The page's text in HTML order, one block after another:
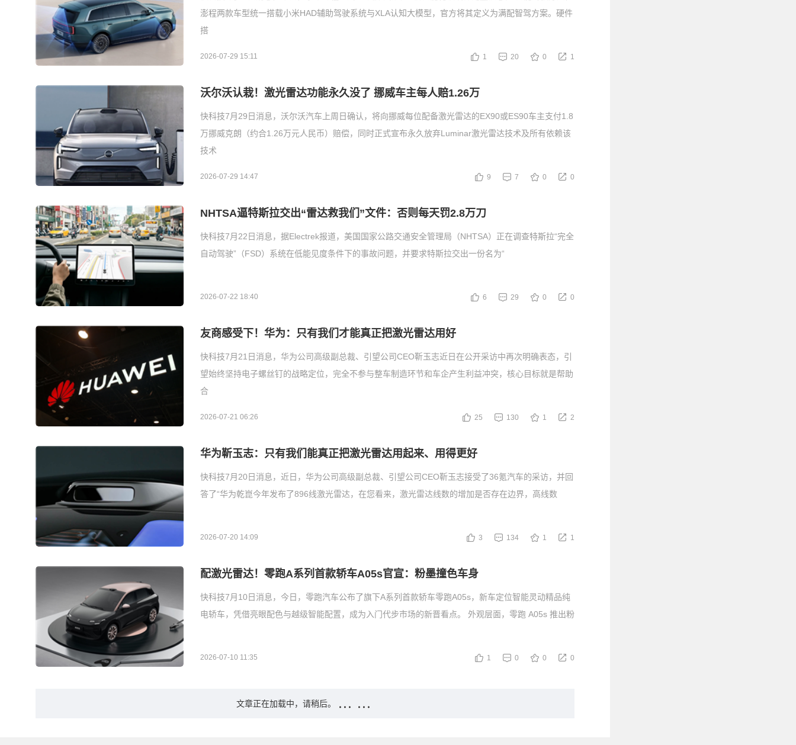
澎程两款车型统一搭载小米HAD辅助驾驶系统与XLA认知大模型，官方将其定义为满配智驾方案。硬件
搭
2026-07-29 15:11 1 20 0 1
沃尔沃认栽！激光雷达功能永久没了 挪威车主每人赔1.26万
快科技7月29日消息，沃尔沃汽车上周日确认，将向挪威每位配备激光雷达的EX90或ES90车主支付1.8
万挪威克朗（约合1.26万元人民币）赔偿，同时正式宣布永久放弃Luminar激光雷达技术及所有依赖该
技术
2026-07-29 14:47 9 7 0 0
NHTSA逼特斯拉交出“雷达救我们”文件：否则每天罚2.8万刀
快科技7月22日消息，据Electrek报道，美国国家公路交通安全管理局（NHTSA）正在调查特斯拉“完全
自动驾驶”（FSD）系统在低能见度条件下的事故问题，并要求特斯拉交出一份名为“
2026-07-22 18:40 6 29 0 0
友商感受下！华为：只有我们才能真正把激光雷达用好
快科技7月21日消息，华为公司高级副总裁、引望公司CEO靳玉志近日在公开采访中再次明确表态，引
望始终坚持电子螺丝钉的战略定位，完全不参与整车制造环节和车企产生利益冲突，核心目标就是帮助
合
2026-07-21 06:26 25 130 1 2
华为靳玉志：只有我们能真正把激光雷达用起来、用得更好
快科技7月20日消息，近日，华为公司高级副总裁、引望公司CEO靳玉志接受了36氪汽车的采访，并回
答了“华为乾崑今年发布了896线激光雷达，在您看来，激光雷达线数的增加是否存在边界，高线数
2026-07-20 14:09 3 134 1 1
配激光雷达！零跑A系列首款轿车A05s官宣：粉墨撞色车身
快科技7月10日消息，今日，零跑汽车公布了旗下A系列首款轿车零跑A05s，新车定位智能灵动精品纯
电轿车，凭借亮眼配色与越级智能配置，成为入门代步市场的新晋看点。 外观层面，零跑 A05s 推出粉
2026-07-10 11:35 1 0 0 0
文章正在加载中，请稍后。